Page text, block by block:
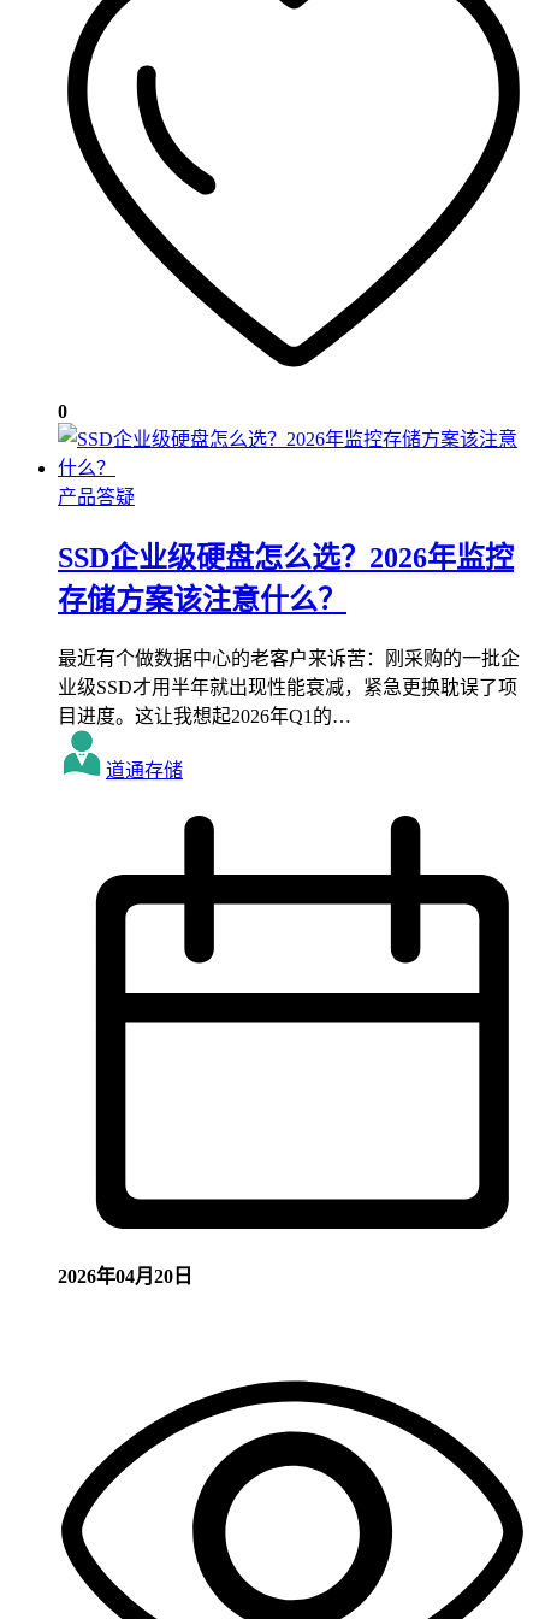
0
产品答疑
SSD企业级硬盘怎么选？2026年监控
存储方案该注意什么？
最近有个做数据中心的老客户来诉苦：刚采购的一批企
业级SSD才用半年就出现性能衰减，紧急更换耽误了项
目进度。这让我想起2026年Q1的…
道通存储
2026年04月20日